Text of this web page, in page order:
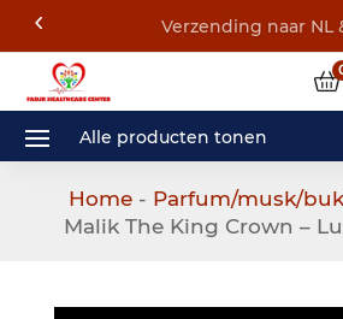
Home- Parfum/musk/
Malik The King Crown –